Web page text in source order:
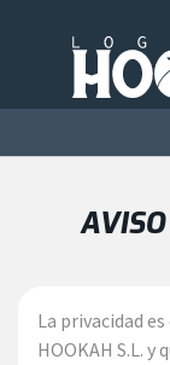
La privacidad
HOOKAH S.L.